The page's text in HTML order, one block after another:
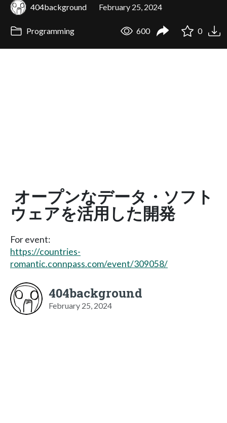
404background February 25, 2024
Programming 600 0
オープンなデータ・ソフト
ウェアを活用した開発
For event:
https://countries-
romantic.connpass.com/event/309058/
404background
February 25, 2024